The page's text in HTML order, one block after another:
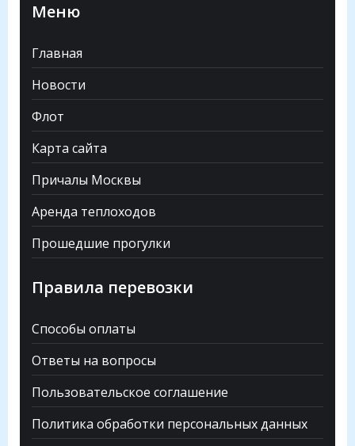
Меню
Главная
Новости
Флот
Карта сайта
Причалы Москвы
Аренда теплоходов
Прошедшие прогулки
Правила перевозки
Способы оплаты
Ответы на вопросы
Пользовательское соглашение
Политика обработки персональных данных